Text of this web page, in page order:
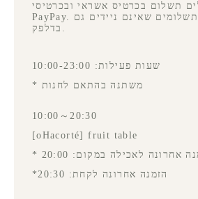
תשלום בכרטיס אשראי ובכרטיסי
PayPay. ניתן לבצע תשלומים שאינם ניידים גם
בדלפק.
שעות פעילות: 10:00-23:00
* משתנה בהתאם לחנות
10:00～20:30
[oHacorté] fruit table
אחרונה לאכילה במקום: 20:00
*הזמנה אחרונה לקחת: 20:30